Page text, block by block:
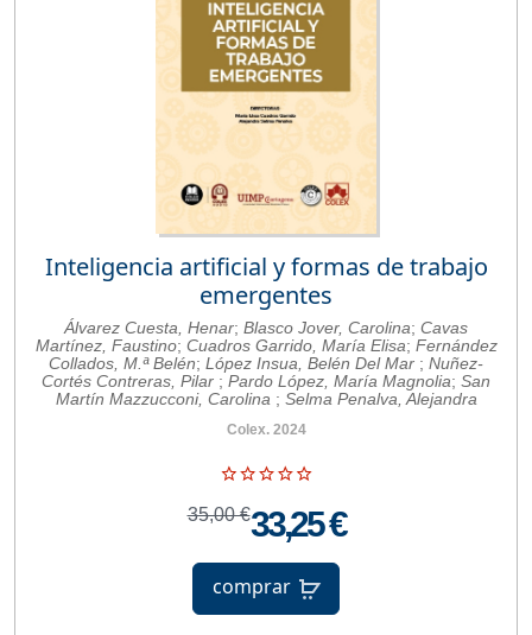
Inteligencia artificial y formas de trabajo
emergentes
Álvarez Cuesta, Henar; Blasco Jover, Carolina; Cavas
Martínez, Faustino; Cuadros Garrido, María Elisa; Fernández
Collados, M.ª Belén; López Insua, Belén Del Mar ; Nuñez-
Cortés Contreras, Pilar ; Pardo López, María Magnolia; San
Martín Mazzucconi, Carolina ; Selma Penalva, Alejandra
Colex. 2024
35,00 €33,25 €
comprar